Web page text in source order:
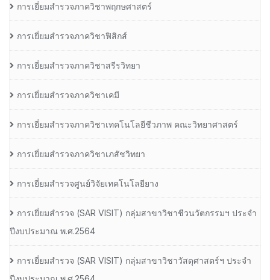
การเยี่ยมสำรวจภาควิชาพฤกษศาสตร์
การเยี่ยมสำรวจภาควิชาฟิสิกส์
การเยี่ยมสำรวจภาควิชาสรีรวิทยา
การเยี่ยมสำรวจภาควิชาเคมี
การเยี่ยมสำรวจภาควิชาเทคโนโลยีชีวภาพ คณะวิทยาศาสตร์
การเยี่ยมสำรวจภาควิชาเภสัชวิทยา
การเยี่ยมสำรวจศูนย์วิจัยเทคโนโลยียาง
การเยี่ยมสํารวจ (SAR VISIT) กลุ่มสาขาวิชาชีวนวัตกรรมฯ ประจํา
ปีงบประมาณ พ.ศ.2564
การเยี่ยมสํารวจ (SAR VISIT) กลุ่มสาขาวิชาวัสดุศาสตร์ฯ ประจํา